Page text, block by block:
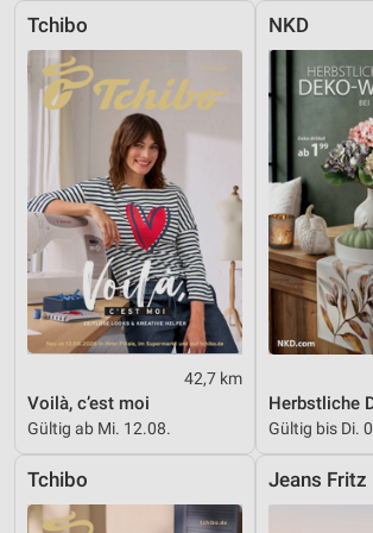
Tchibo
42,7 km
Voilà, c’est moi
Gültig ab Mi. 12.08.
NKD
Herbstliche
Gültig bis Di.
Tchibo Jeans Fritz
Verwendung von Profilen zur Auswahl
personalisierter Inhalte
Messung der Werbeleistung
Messung der Performance von Inhalten
Analyse von Zielgruppen durch Statistiken
Kombinationen von Daten aus
Quellen
Entwicklung und Verbesserung der
Verwendung reduzierter Daten zur Auswahl
Inhalten
Verwendung genauer Standortdaten
Informationen identifizieren
Nicht-IAB-Verarbeitungszwecke: